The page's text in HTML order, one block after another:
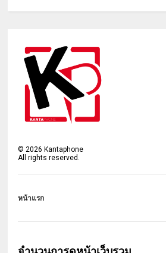
© 2026 Kantaphone
All rights reserved.
หน้าแรก